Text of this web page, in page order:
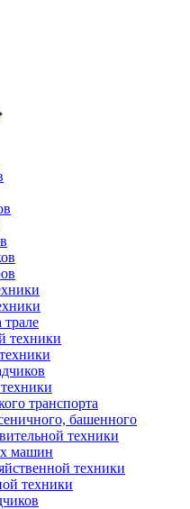
трале
техники
транспорта
башенного
техники
машин
техники
техники